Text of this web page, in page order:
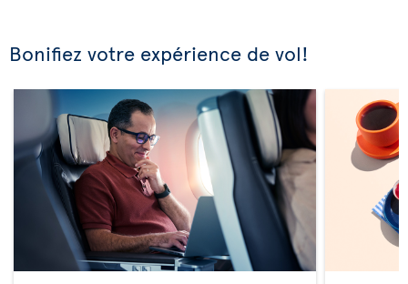
Bonifiez votre expérience de vol!